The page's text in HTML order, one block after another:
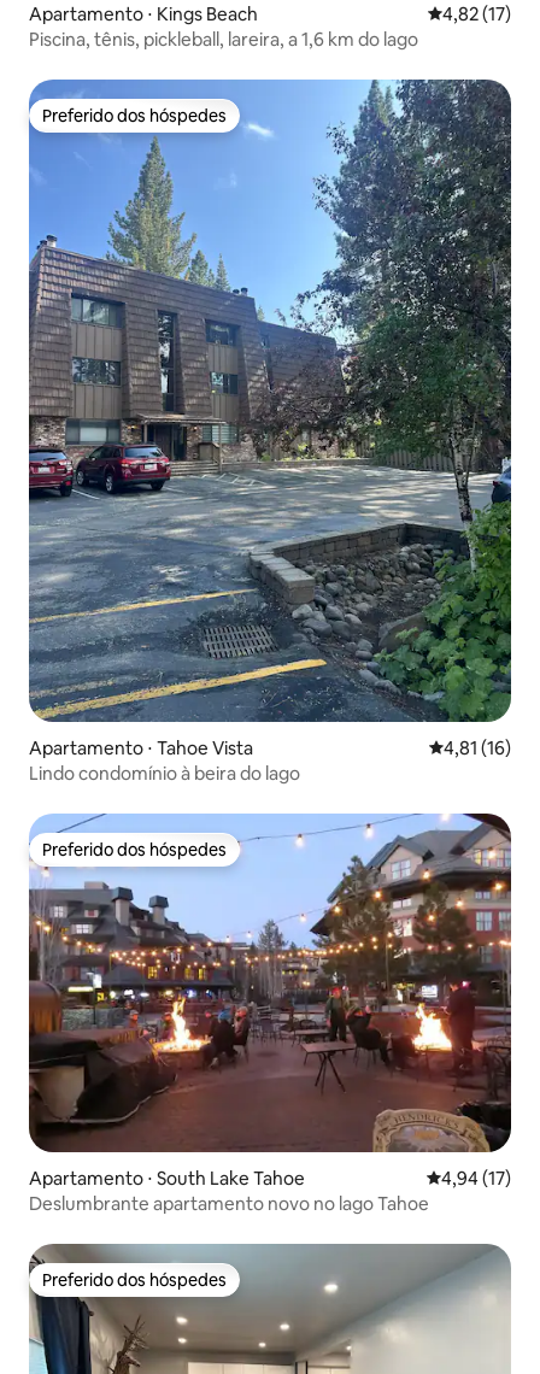
Apartamento ⋅ Kings Beach 4,82 de uma
4,82 (17)
Piscina, tênis, pickleball, lareira, a 1,6 km do lago
Preferido dos hóspedes
Preferido dos hóspedes
Apartamento ⋅ Tahoe Vista 4,81 de uma
4,81 (16)
Lindo condomínio à beira do lago
Preferido dos hóspedes
Preferido dos hóspedes
Apartamento ⋅ South Lake Tahoe 4,94 de uma
4,94 (17)
Deslumbrante apartamento novo no lago Tahoe
Preferido dos hóspedes
Preferido dos hóspedes